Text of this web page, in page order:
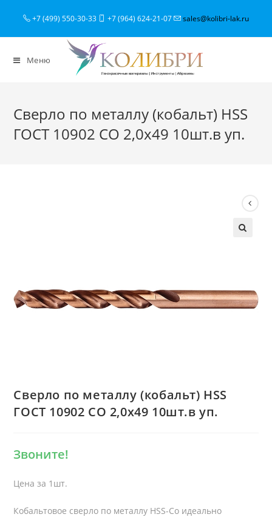
+7 (499) 550-30-33 +7 (964) 624-21-07 sales@kolibri-lak.ru
Меню
Сверло по металлу (кобальт) HSS
ГОСТ 10902 CO 2,0х49 10шт.в уп.
Сверло по металлу (кобальт) HSS
ГОСТ 10902 CO 2,0х49 10шт.в уп.
Звоните!
Цена за 1шт.
Кобальтовое сверло по металлу HSS-Co идеально